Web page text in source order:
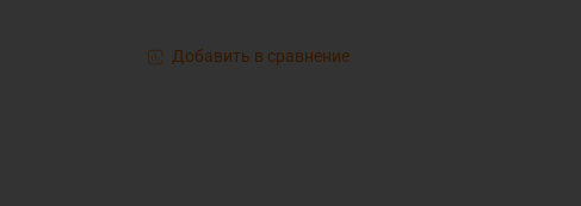
Добавить в сравнение